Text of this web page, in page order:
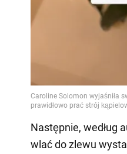
Następnie, według
wlać do zlewu